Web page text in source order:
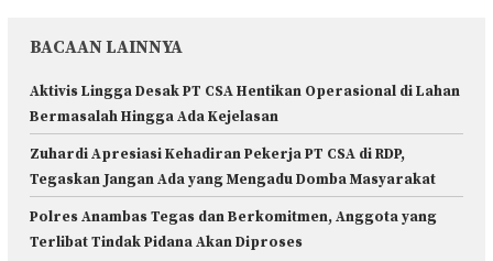
BACAAN LAINNYA
Aktivis Lingga Desak PT CSA Hentikan Operasional di Lahan
Bermasalah Hingga Ada Kejelasan
Zuhardi Apresiasi Kehadiran Pekerja PT CSA di RDP,
Tegaskan Jangan Ada yang Mengadu Domba Masyarakat
Polres Anambas Tegas dan Berkomitmen, Anggota yang
Terlibat Tindak Pidana Akan Diproses